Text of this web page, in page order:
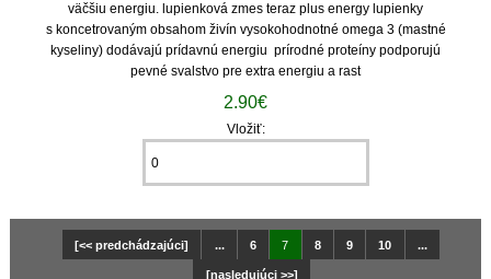
väčšiu energiu. lupienková zmes teraz plus energy lupienky
s koncetrovaným obsahom živín vysokohodnotné omega 3 (mastné
kyseliny) dodávajú prídavnú energiu prírodné proteíny podporujú
pevné svalstvo pre extra energiu a rast
2.90€
Vložiť:
[<< predchádzajúci] ... 6 7 8 9 10 ...
[nasledujúci >>]